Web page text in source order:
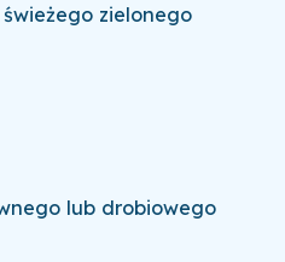
zielonego
lub drobiowego